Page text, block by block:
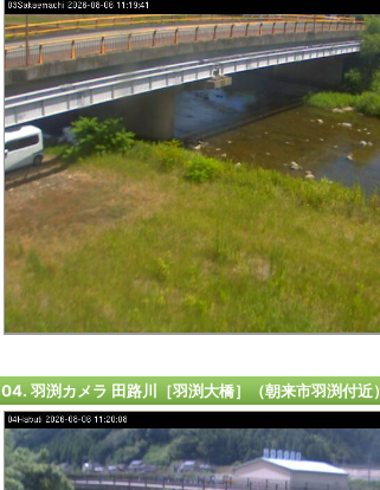
04. 羽渕カメラ 田路川［羽渕大橋］（朝来市羽渕付近）